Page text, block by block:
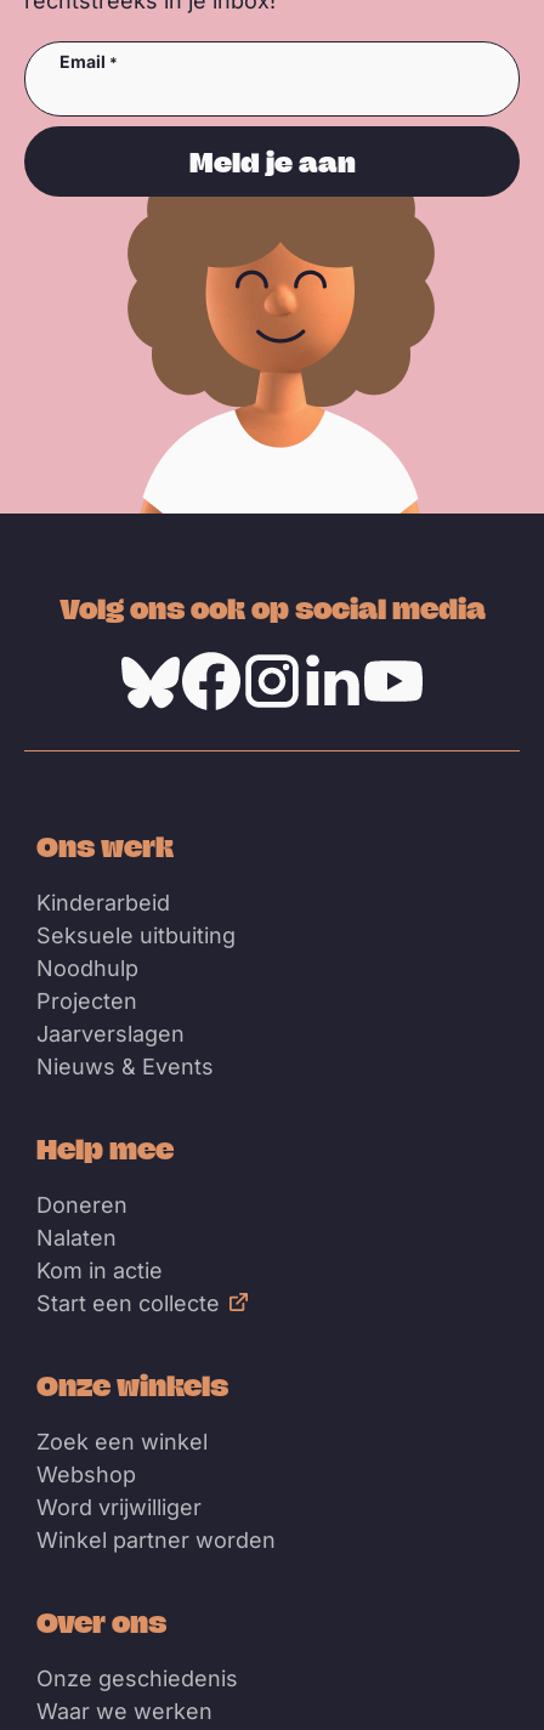
Email
Meld je aan
Volg ons ook op social media
Ons werk
Kinderarbeid
Seksuele uitbuiting
Noodhulp
Projecten
Jaarverslagen
Nieuws & Events
Help mee
Doneren
Nalaten
Kom in actie
Start een collecte
Onze winkels
Zoek een winkel
Webshop
Word vrijwilliger
Winkel partner worden
Over ons
Onze geschiedenis
Waar we werken